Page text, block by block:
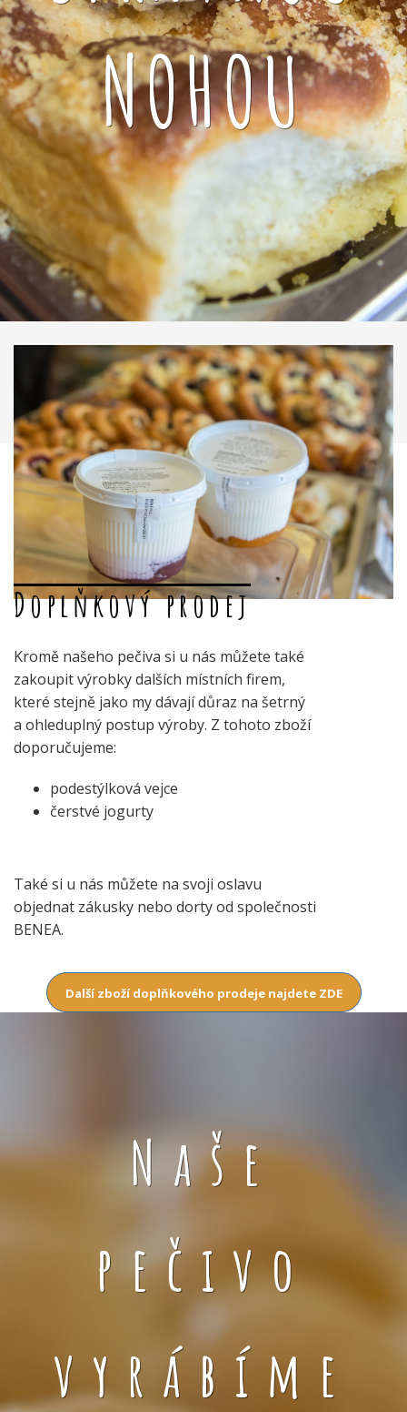
NOHOU
Doplňkový prodej
Kromě našeho pečiva si u nás můžete také
zakoupit výrobky dalších místních firem,
které stejně jako my dávají důraz na šetrný
a ohleduplný postup výroby. Z tohoto zboží
doporučujeme:
podestýlková vejce
čerstvé jogurty
Také si u nás můžete na svoji oslavu
objednat zákusky nebo dorty od společnosti
BENEA.
Další zboží doplňkového prodeje najdete ZDE
Naše
pečivo
vyrábíme